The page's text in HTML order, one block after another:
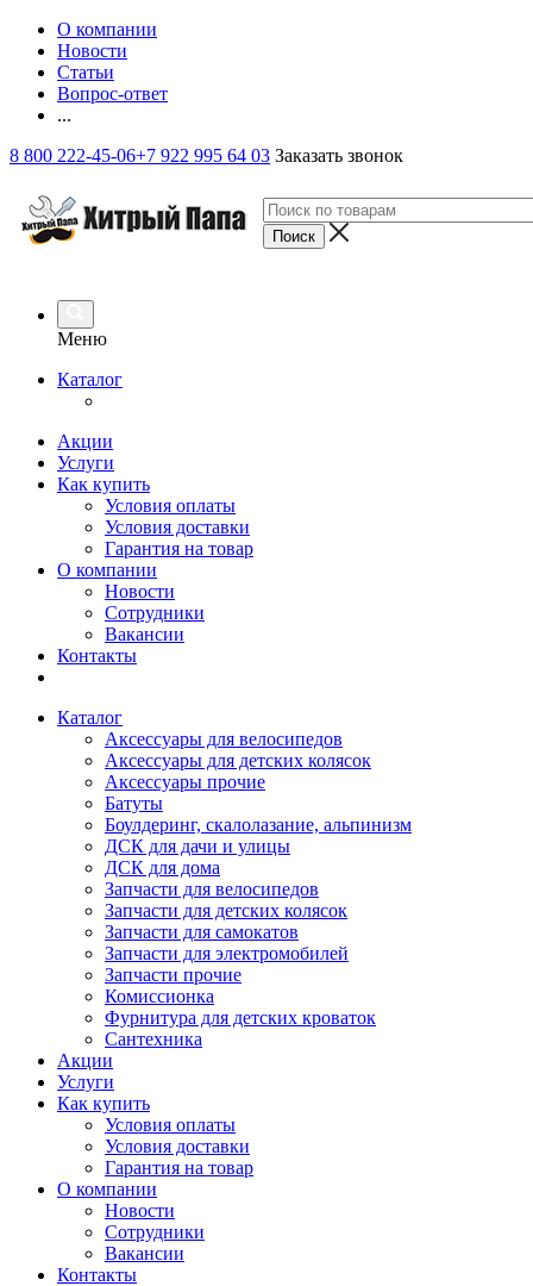
О компании
Новости
Статьи
Вопрос-ответ
...
8 800 222-45-06+7 922 995 64 03 Заказать звонок
Меню
Каталог
Акции
Услуги
Как купить
Условия оплаты
Условия доставки
Гарантия на товар
О компании
Новости
Сотрудники
Вакансии
Контакты
Каталог
Аксессуары для велосипедов
Аксессуары для детских колясок
Аксессуары прочие
Батуты
Боулдеринг, скалолазание, альпинизм
ДСК для дачи и улицы
ДСК для дома
Запчасти для велосипедов
Запчасти для детских колясок
Запчасти для самокатов
Запчасти для электромобилей
Запчасти прочие
Комиссионка
Фурнитура для детских кроваток
Сантехника
Акции
Услуги
Как купить
Условия оплаты
Условия доставки
Гарантия на товар
О компании
Новости
Сотрудники
Вакансии
Контакты